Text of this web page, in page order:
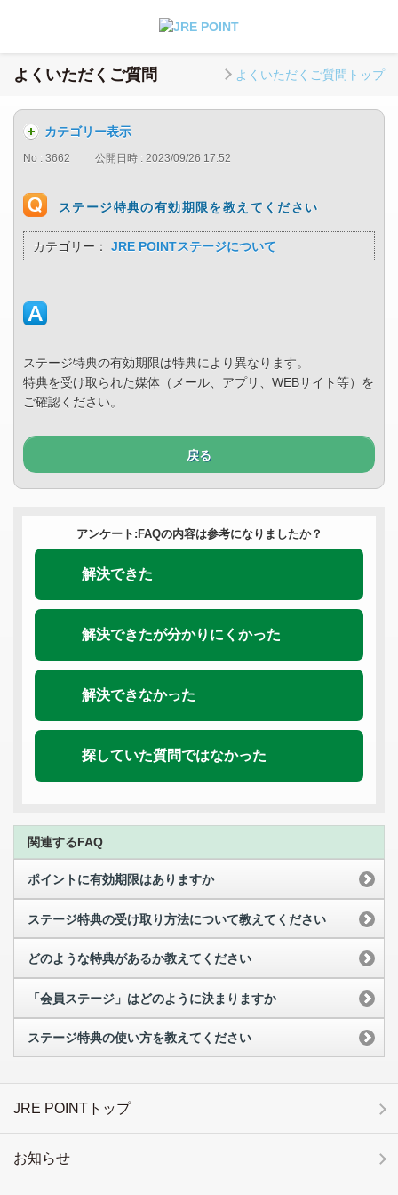
よくいただくご質問 よくいただくご質問トップ
カテゴリー表示
No : 3662 公開日時 : 2023/09/26 17:52
ステージ特典の有効期限を教えてください
カテゴリー： JRE POINTステージについて
ステージ特典の有効期限は特典により異なります。
特典を受け取られた媒体（メール、アプリ、WEBサイト等）を
ご確認ください。
戻る
アンケート:FAQの内容は参考になりましたか？
解決できた
解決できたが分かりにくかった
解決できなかった
探していた質問ではなかった
関連するFAQ
ポイントに有効期限はありますか
ステージ特典の受け取り方法について教えてください
どのような特典があるか教えてください
「会員ステージ」はどのように決まりますか
ステージ特典の使い方を教えてください
JRE POINTトップ
お知らせ